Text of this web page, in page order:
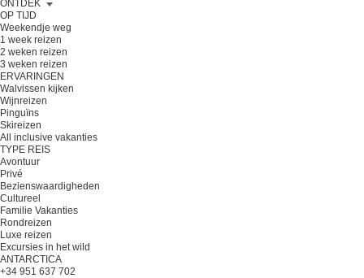
ONTDEK
OP TIJD
Weekendje weg
1 week reizen
2 weken reizen
3 weken reizen
ERVARINGEN
Walvissen kijken
Wijnreizen
Pinguïns
Skireizen
All inclusive vakanties
TYPE REIS
Avontuur
Privé
Bezienswaardigheden
Cultureel
Familie Vakanties
Rondreizen
Luxe reizen
Excursies in het wild
ANTARCTICA
+34 951 637 702